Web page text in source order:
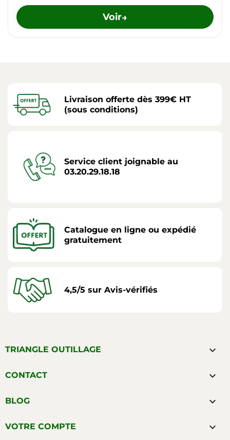
Voir→
Livraison offerte dès 399€ HT
(sous conditions)
Service client joignable au
03.20.29.18.18
Catalogue en ligne ou expédié
gratuitement
4,5/5 sur Avis-vérifiés
TRIANGLE OUTILLAGE 
CONTACT 
BLOG 
VOTRE COMPTE 